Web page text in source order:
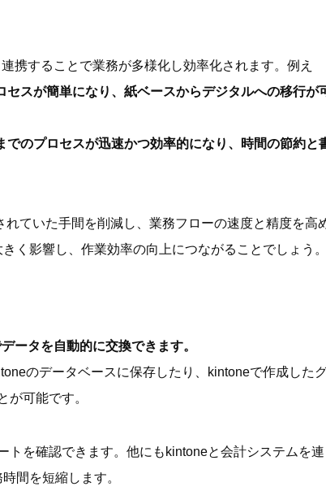
携することで業務が多様化し効率化されます。例え
スが簡単になり、紙ベースからデジタルへの移行が
でのプロセスが迅速かつ効率的になり、時間の節約と
ていた手間を削減し、業務フローの速度と精度を高
く影響し、作業効率の向上につながることでしょう。
ータを自動的に交換できます。
のデータベースに保存したり、kintoneで作成した
が可能です。
トを確認できます。他にもkintoneと会計システムを連
間を短縮します。